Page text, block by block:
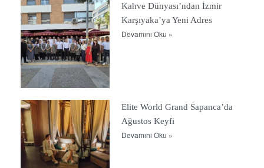
Kahve Dünyası’ndan İzmir
Karşıyaka’ya Yeni Adres
Devamını Oku »
Elite World Grand Sapanca’da
Ağustos Keyfi
Devamını Oku »